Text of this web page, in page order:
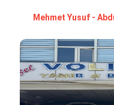
Mehmet Yusuf -